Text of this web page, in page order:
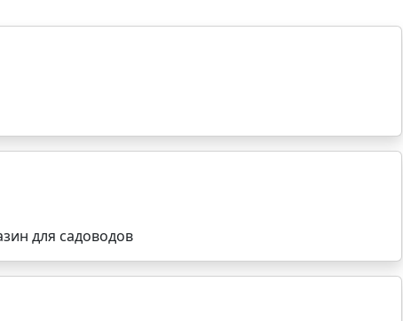
для садоводов